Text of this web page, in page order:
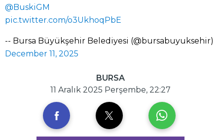
@BuskiGM
pic.twitter.com/o3UkhoqPbE
-- Bursa Büyükşehir Belediyesi (@bursabuyuksehir)
December 11, 2025
BURSA
11 Aralık 2025 Perşembe, 22:27